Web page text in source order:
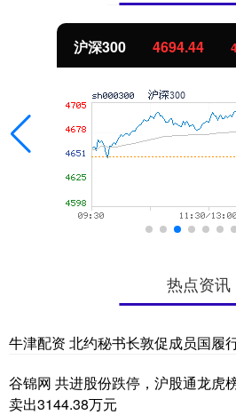
沪深300 4694.44
热点资讯
牛津配资 北约秘书长敦促成员国履
谷锦网 共进股份跌停，沪股通龙虎
卖出3144.38万元